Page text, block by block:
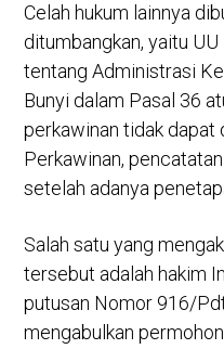
Celah hukum lainnya
ditumbangkan, yaitu
tentang Administrasi
Bunyi dalam Pasal 36
perkawinan tidak dapat
Perkawinan,
setelah adanya
Salah satu yang
tersebut adalah hakim
putusan Nomor 916/
mengabulkan